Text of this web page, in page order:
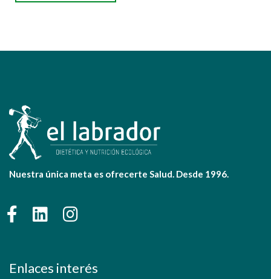
Nuestra única meta es ofrecerte Salud. Desde 1996.
Enlaces interés